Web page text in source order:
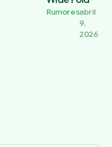
Rumoresabril
9,
2026